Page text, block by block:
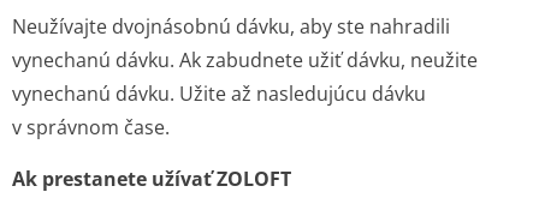
Neužívajte dvojnásobnú dávku, aby ste nahradili
vynechanú dávku. Ak zabudnete užiť dávku, neužite
vynechanú dávku. Užite až nasledujúcu dávku
v správnom čase.
Ak prestanete užívať ZOLOFT